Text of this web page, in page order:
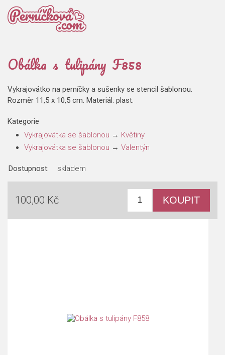
Obálka s tulipány F858
Vykrajovátko na perníčky a sušenky se stencil šablonou.
Rozměr 11,5 x 10,5 cm. Materiál: plast.
Kategorie
Vykrajovátka se šablonou → Květiny
Vykrajovátka se šablonou → Valentýn
Dostupnost: skladem
100,00 Kč